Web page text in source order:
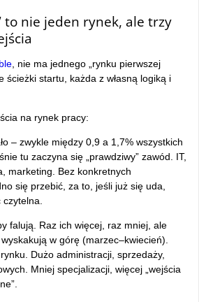
to nie jeden rynek, ale trzy
, nie ma jednego „rynku pierwszej
ścieżki startu, każda z własną logiką i
na rynek pracy:
– zwykle między 0,9 a 1,7% wszystkich
tu zaczyna się „prawdziwy” zawód. IT,
marketing. Bez konkretnych
się przebić, za to, jeśli już się uda,
falują. Raz ich więcej, raz mniej, ale
w górę (marzec–kwiecień).
Dużo administracji, sprzedaży,
Mniej specjalizacji, więcej „wejścia